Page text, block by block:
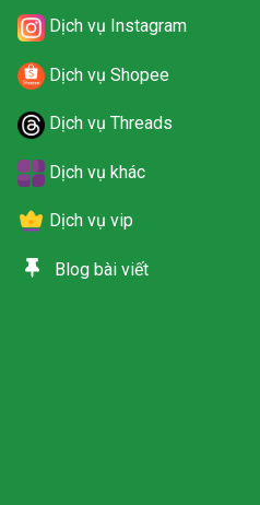
Dịch vụ Instagram
Dịch vụ Shopee
Dịch vụ Threads
Dịch vụ khác
Dịch vụ vip
Blog bài viết